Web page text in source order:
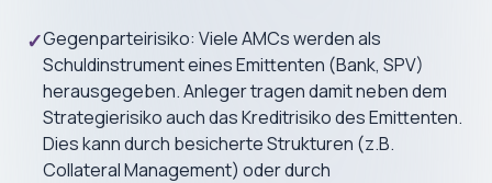
✓Gegenparteirisiko: Viele AMCs werden als
Schuldinstrument eines Emittenten (Bank, SPV)
herausgegeben. Anleger tragen damit neben dem
Strategierisiko auch das Kreditrisiko des Emittenten.
Dies kann durch besicherte Strukturen (z.B.
Collateral Management) oder durch